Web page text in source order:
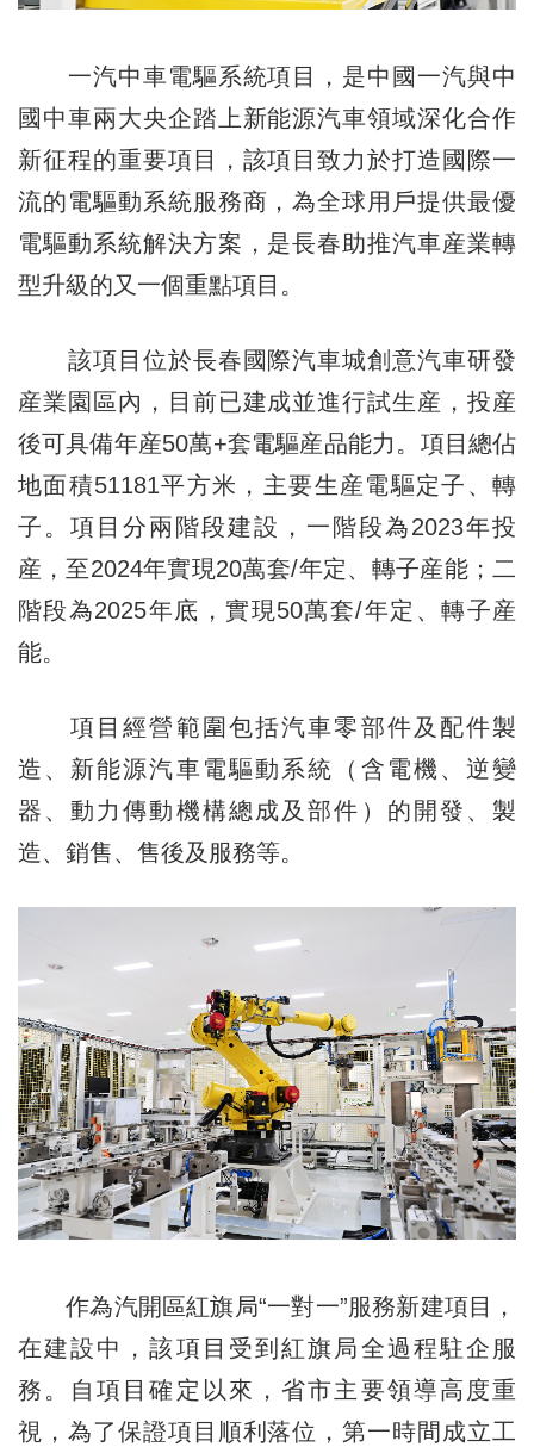
一汽中車電驅系統項目，是中國一汽與中
國中車兩大央企踏上新能源汽車領域深化合作
新征程的重要項目，該項目致力於打造國際一
流的電驅動系統服務商，為全球用戶提供最優
電驅動系統解決方案，是長春助推汽車産業轉
型升級的又一個重點項目。
該項目位於長春國際汽車城創意汽車研發
産業園區內，目前已建成並進行試生産，投産
後可具備年産50萬+套電驅産品能力。項目總佔
地面積51181平方米，主要生産電驅定子、轉
子。項目分兩階段建設，一階段為2023年投
産，至2024年實現20萬套/年定、轉子産能；二
階段為2025年底，實現50萬套/年定、轉子産
能。
項目經營範圍包括汽車零部件及配件製
造、新能源汽車電驅動系統（含電機、逆變
器、動力傳動機構總成及部件）的開發、製
造、銷售、售後及服務等。
作為汽開區紅旗局“一對一”服務新建項目，
在建設中，該項目受到紅旗局全過程駐企服
務。自項目確定以來，省市主要領導高度重
視，為了保證項目順利落位，第一時間成立工